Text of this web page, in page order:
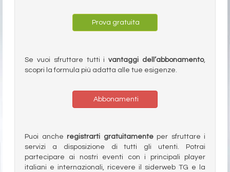
Prova gratuita
Se vuoi sfruttare tutti ivantaggi dell’abbonamento,
scopri la formula più adatta alle tue esigenze.
Abbonamenti
Puoi anche registrarti gratuitamenteper sfruttare i
servizi a disposizione di tutti gli utenti. Potrai
partecipare ai nostri eventi con i principali player
italiani e internazionali, ricevere il siderweb TG e la